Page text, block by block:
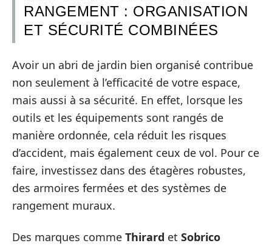
RANGEMENT : ORGANISATION
ET SÉCURITÉ COMBINÉES
Avoir un abri de jardin bien organisé contribue
non seulement à l’efficacité de votre espace,
mais aussi à sa sécurité. En effet, lorsque les
outils et les équipements sont rangés de
manière ordonnée, cela réduit les risques
d’accident, mais également ceux de vol. Pour ce
faire, investissez dans des étagères robustes,
des armoires fermées et des systèmes de
rangement muraux.
Des marques comme Thirard et Sobrico